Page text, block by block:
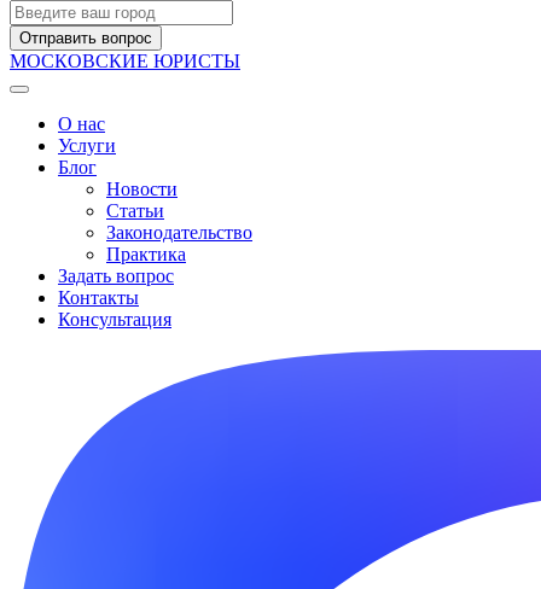
Отправить вопрос
МОСКОВСКИЕ ЮРИСТЫ
О нас
Услуги
Блог
Новости
Статьи
Законодательство
Практика
Задать вопрос
Контакты
Консультация